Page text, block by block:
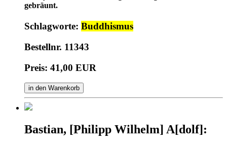
gebräunt.
Schlagworte: Buddhismus
Bestellnr. 11343
Preis: 41,00 EUR
in den Warenkorb
Bastian, [Philipp Wilhelm] A[dolf]: